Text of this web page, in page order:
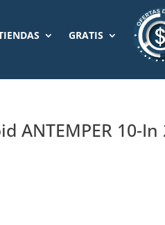
GRATIS
ANTEMPER 10-